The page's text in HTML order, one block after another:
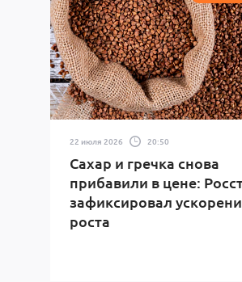
ШОУ-БИЗНЕС ЭКОЛОГИЯ
22 июля 2026 20:50
Сахар и гречка снова
прибавили в цене:
зафиксировал
роста